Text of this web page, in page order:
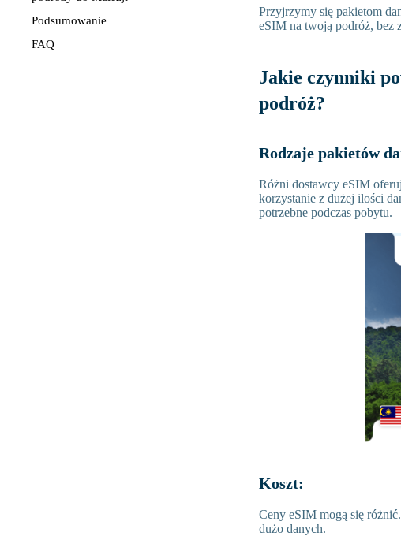
Podsumowanie
FAQ
Przyjrzymy się pakietom
eSIM na twoją podróż, bez
Jakie czynniki
podróż?
Rodzaje pakietów
Różni dostawcy eSIM
korzystanie z dużej ilości
potrzebne podczas pobytu.
Koszt:
Ceny eSIM mogą się
dużo danych.